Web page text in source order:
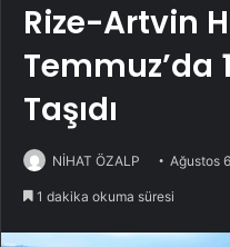
Rize-Artvin
Temmuz’da
Taşıdı
NİHAT ÖZALP Ağustos
1 dakika okuma süresi